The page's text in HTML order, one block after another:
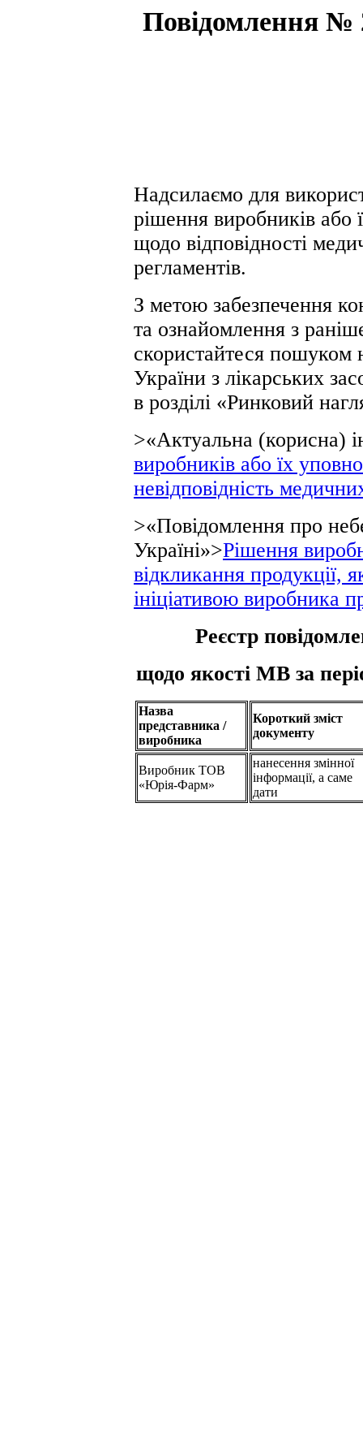
Повідомлення №
Надсилаємо для
рішення виробників або
щодо відповідності
регламентів.
З метою забезпечення
та ознайомлення з
скористайтеся пошуком
України з лікарських
в розділі «Ринковий
>«Актуальна (корисна)
виробників або їх
невідповідність
>«Повідомлення про
Україні»>Рішення
відкликання продукції,
ініціативою виробника
Реєстр
щодо якості МВ за
Назва
представника /
виробника
Короткий зміст
документу
Виробник ТОВ
«Юрія-Фарм»
нанесення змінної
інформації, а саме
дати